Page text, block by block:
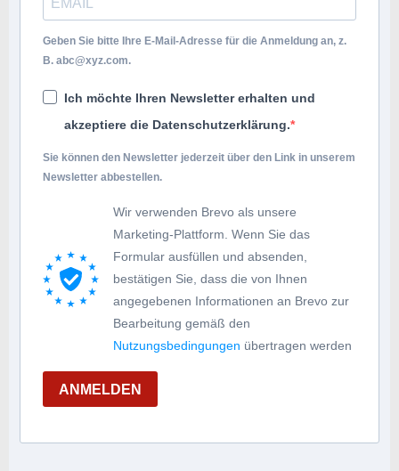
Geben Sie bitte Ihre E-Mail-Adresse für die Anmeldung an, z.
B. abc@xyz.com.
Ich möchte Ihren Newsletter erhalten und
akzeptiere die Datenschutzerklärung.
Sie können den Newsletter jederzeit über den Link in unserem
Newsletter abbestellen.
Wir verwenden Brevo als unsere
Marketing-Plattform. Wenn Sie das
Formular ausfüllen und absenden,
bestätigen Sie, dass die von Ihnen
angegebenen Informationen an Brevo zur
Bearbeitung gemäß den
Nutzungsbedingungen übertragen werden
ANMELDEN